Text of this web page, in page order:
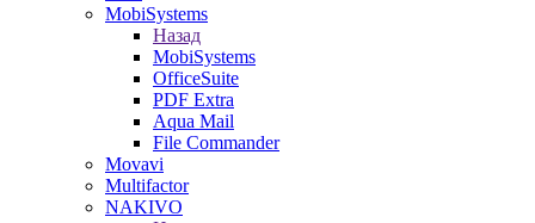
MobiSystems
Назад
MobiSystems
OfficeSuite
PDF Extra
Aqua Mail
File Commander
Movavi
Multifactor
NAKIVO